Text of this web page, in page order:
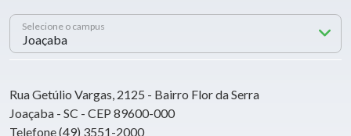
Selecione o campus
Rua Getúlio Vargas, 2125 - Bairro Flor da Serra
Joaçaba - SC - CEP 89600-000
Telefone (49) 3551-2000